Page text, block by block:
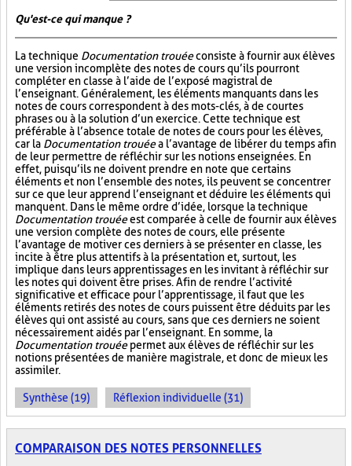
Qu'est-ce qui manque ?
La technique Documentation trouéeconsiste à fournir aux élèves
une version incomplète des notes de cours qu’ils pourront
compléter en classe à l’aide de l’exposé magistral de
l’enseignant. Généralement, les éléments manquants dans les
notes de cours correspondent à des mots-clés, à de courtes
phrases ou à la solution d’un exercice. Cette technique est
préférable à l’absence totale de notes de cours pour les élèves,
car la Documentation trouéea l’avantage de libérer du temps afin
de leur permettre de réfléchir sur les notions enseignées. En
effet, puisqu’ils ne doivent prendre en note que certains
éléments et non l’ensemble des notes, ils peuvent se concentrer
sur ce que leur apprend l’enseignant et déduire les éléments qui
manquent. Dans le même ordre d’idée, lorsque la technique
Documentation trouéeest comparée à celle de fournir aux élèves
une version complète des notes de cours, elle présente
l’avantage de motiver ces derniers à se présenter en classe, les
incite à être plus attentifs à la présentation et, surtout, les
implique dans leurs apprentissages en les invitant à réfléchir sur
les notes qui doivent être prises. Afin de rendre l’activité
significative et efficace pour l’apprentissage, il faut que les
éléments retirés des notes de cours puissent être déduits par les
élèves qui ont assisté au cours, sans que ces derniers ne soient
nécessairement aidés par l’enseignant. En somme, la
Documentation trouéepermet aux élèves de réfléchir sur les
notions présentées de manière magistrale, et donc de mieux les
assimiler.
Synthèse (19) Réflexion individuelle (31)
COMPARAISON DES NOTES PERSONNELLES